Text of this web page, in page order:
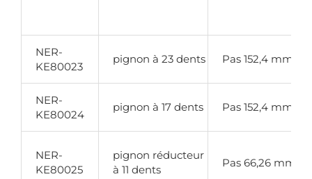
NER-
KE80023
pignon à 23 dents Pas 152,4 mm
NER-
KE80024
pignon à 17 dents Pas 152,4 mm
NER-
KE80025
pignon réducteur
à 11 dents
Pas 66,26 mm